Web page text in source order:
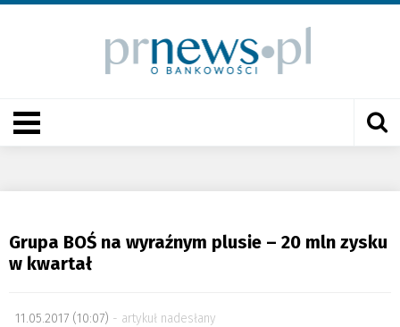
Grupa BOŚ na wyraźnym plusie – 20 mln zysku
w kwartał
11.05.2017 (10:07) artykuł nadesłany